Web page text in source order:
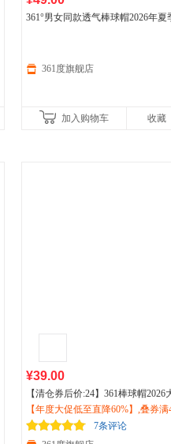
361°男女同款透气棒球帽2026年夏
361度旗舰店
加入购物车 收藏
¥39.00
【清仓券后价:24】361棒球帽2026
头围帽子加大加深大脸显脸小鸭舌
男女帽子512532007
【年度大促低至直降60%】,叠券满
减150/600减230,立即抢购！
7条评论